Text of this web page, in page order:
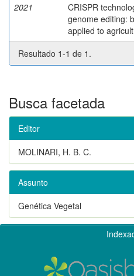
2021
CRISPR
genome editing:
applied to
Resultado 1-1 de 1.
Busca facetada
Editor
MOLINARI, H. B. C.
Assunto
Genética Vegetal